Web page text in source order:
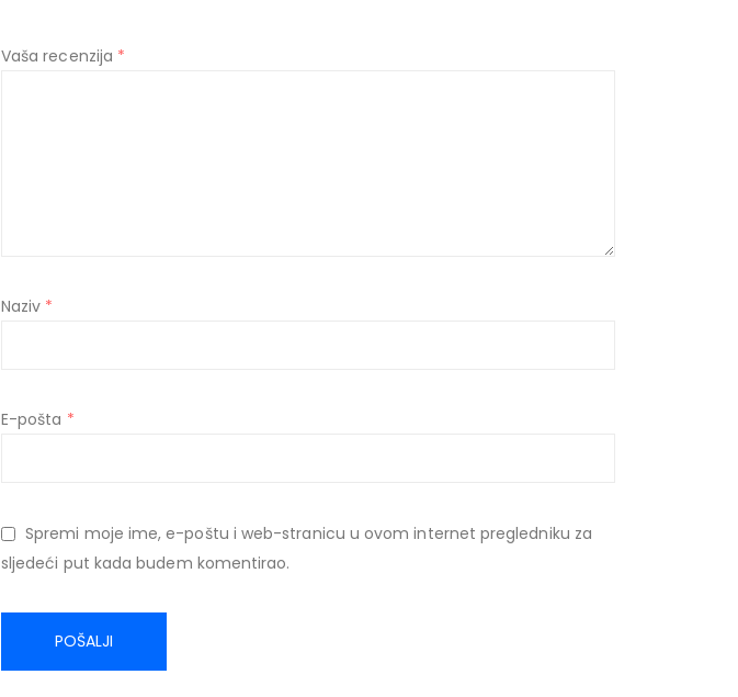
Vaša recenzija *
Naziv *
E-pošta *
Spremi moje ime, e-poštu i web-stranicu u ovom internet pregledniku za
sljedeći put kada budem komentirao.